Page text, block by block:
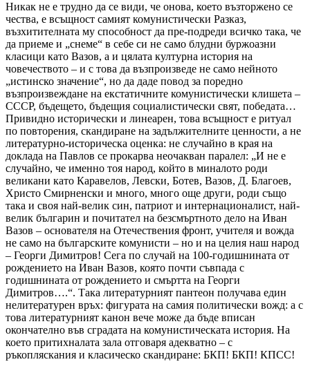
Никак не е трудно да се види, че онова, което възторжено се
чества, е всъщност самият комунистически Разказ,
възхитителната му способност да пре-подреди всичко така, че
да приеме и „снеме“ в себе си не само блудни буржоазни
класици като Вазов, а и цялата културна история на
човечеството – и с това да възпроизведе не само нейното
„истинско значение“, но да даде повод за поредно
възпроизвеждане на екстатичните комунистически клишета –
СССР, бъдещето, бъдещия социалистически свят, победата…
Привидно исторически и линеарен, това всъщност е ритуал
по повторения, скандиране на задължителните ценности, а не
литературно-историческа оценка: не случайно в края на
доклада на Павлов се прокарва неочакван паралел: „И не е
случайно, че именно тоя народ, който в миналото роди
великани като Каравелов, Левски, Ботев, Вазов, Д. Благоев,
Христо Смирненски и много, много още други, роди също
така и своя най-велик син, патриот и интернационалист, най-
велик българин и почитател на безсмъртното дело на Иван
Вазов – основателя на Отечествения фронт, учителя и вожда
не само на българските комунисти – но и на целия наш народ
– Георги Димитров! Сега по случай на 100-годишнината от
рождението на Иван Вазов, която почти съвпада с
годишнината от рождението и смъртта на Георги
Димитров….“. Така литературният пантеон получава един
нелитературен връх: фигурата на самия политически вожд: а с
това литературният канон вече може да бъде вписан
окончателно във сградата на комунистическата история. На
което притихналата зала отговаря адекватно – с
ръкопляскания и класическо скандиране: БКП! БКП! КПСС!